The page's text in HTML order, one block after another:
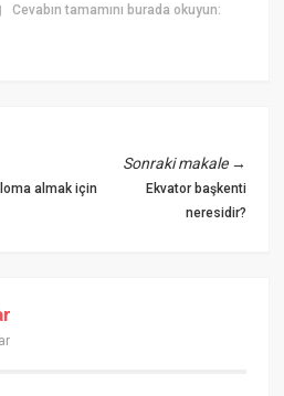
Cevabın tamamını burada okuyun:
almak için
Sonraki makale→
Ekvator başkenti
neresidir?